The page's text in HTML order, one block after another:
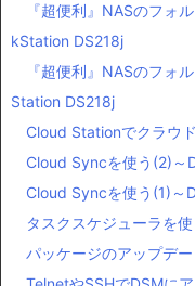
『超便利』NASのフォ
kStation DS218j
『超便利』NASのフォ
Station DS218j
Cloud Stationでクラウ
Cloud Syncを使う(2)～
Cloud Syncを使う(1)～
タスクスケジューラを
パッケージのアップデ